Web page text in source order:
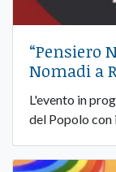
“Pensiero
Nomadi a
L'evento in
del Popolo